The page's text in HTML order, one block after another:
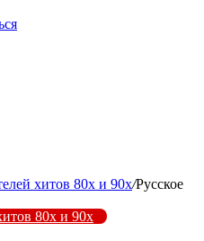
хитов 80х и 90х/Русское
80х и 90х